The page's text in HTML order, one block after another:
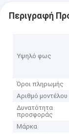
Περιγραφή
Υψηλό φως
Όροι πληρωμής
Αριθμό μοντέλου
Δυνατότητα
προσφοράς
Μάρκα